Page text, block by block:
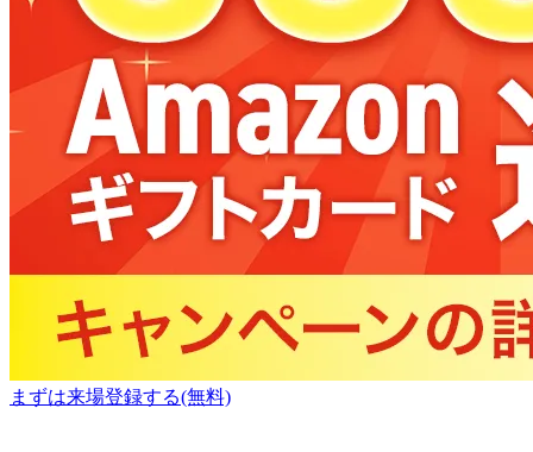
まずは来場登録する(無料)